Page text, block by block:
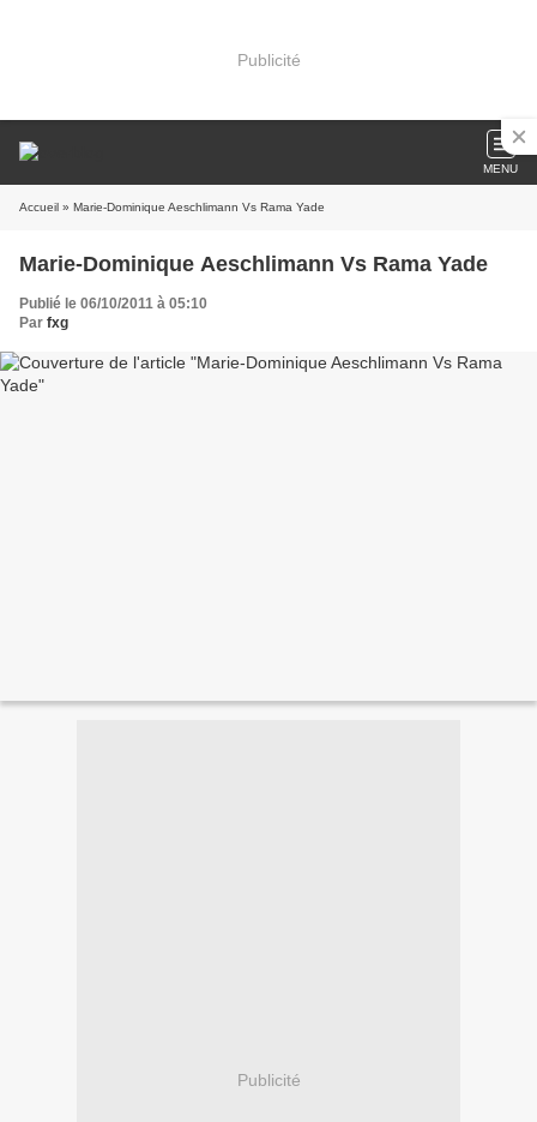
Publicité
MENU
Accueil » Marie-Dominique Aeschlimann Vs Rama Yade
Marie-Dominique Aeschlimann Vs Rama Yade
Publié le 06/10/2011 à 05:10
Par fxg
Publicité